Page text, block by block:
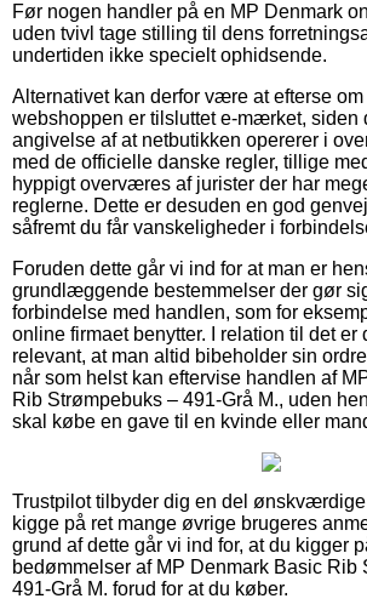
Før nogen handler på en MP Denmark
uden tvivl tage stilling til dens
undertiden ikke specielt ophidsende.
Alternativet kan derfor være at efterse
webshoppen er tilsluttet e-mærket, siden
angivelse af at netbutikken opererer i
med de officielle danske regler, tillige
hyppigt overværes af jurister der har
reglerne. Dette er desuden en god
såfremt du får vanskeligheder i
Foruden dette går vi ind for at man er
grundlæggende bestemmelser der gør
forbindelse med handlen, som for
online firmaet benytter. I relation til det er
relevant, at man altid bibeholder sin
når som helst kan eftervise handlen af
Rib Strømpebuks – 491-Grå M., uden
skal købe en gave til en kvinde eller
Trustpilot tilbyder dig en del
kigge på ret mange øvrige brugeres
grund af dette går vi ind for, at du kigger
bedømmelser af MP Denmark Basic Rib
491-Grå M. forud for at du køber.